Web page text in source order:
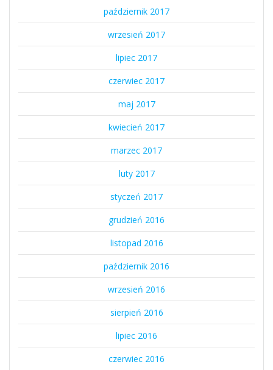
październik 2017
wrzesień 2017
lipiec 2017
czerwiec 2017
maj 2017
kwiecień 2017
marzec 2017
luty 2017
styczeń 2017
grudzień 2016
listopad 2016
październik 2016
wrzesień 2016
sierpień 2016
lipiec 2016
czerwiec 2016